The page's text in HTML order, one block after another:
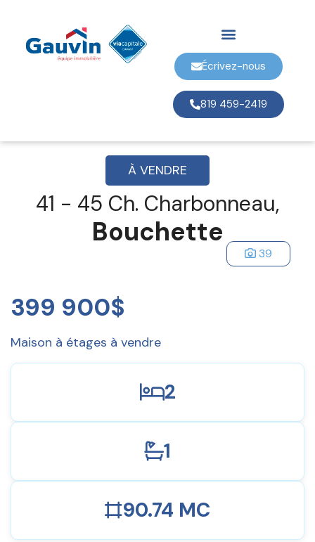
Écrivez-nous
819 459-2419
À VENDRE
41 - 45 Ch. Charbonneau,
Bouchette
39
399 900$
Maison à étages à vendre
2
1
90.74 MC